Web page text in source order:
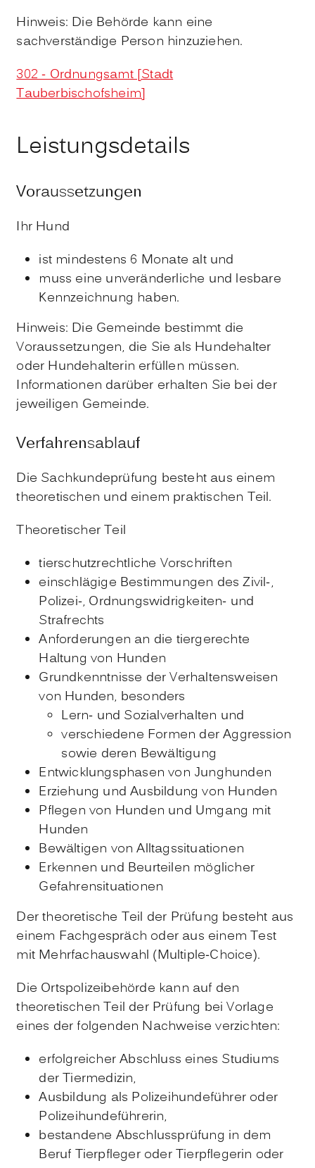
Hinweis: Die Behörde kann eine
sachverständige Person hinzuziehen.
302 - Ordnungsamt [Stadt
Tauberbischofsheim]
Leistungsdetails
Voraussetzungen
Ihr Hund
ist mindestens 6 Monate alt und
muss eine unveränderliche und lesbare
Kennzeichnung haben.
Hinweis: Die Gemeinde bestimmt die
Voraussetzungen, die Sie als Hundehalter
oder Hundehalterin erfüllen müssen.
Informationen darüber erhalten Sie bei der
jeweiligen Gemeinde.
Verfahrensablauf
Die Sachkundeprüfung besteht aus einem
theoretischen und einem praktischen Teil.
Theoretischer Teil
tierschutzrechtliche Vorschriften
einschlägige Bestimmungen des Zivil-,
Polizei-, Ordnungswidrigkeiten- und
Strafrechts
Anforderungen an die tiergerechte
Haltung von Hunden
Grundkenntnisse der Verhaltensweisen
von Hunden, besonders
Lern- und Sozialverhalten und
verschiedene Formen der Aggression
sowie deren Bewältigung
Entwicklungsphasen von Junghunden
Erziehung und Ausbildung von Hunden
Pflegen von Hunden und Umgang mit
Hunden
Bewältigen von Alltagssituationen
Erkennen und Beurteilen möglicher
Gefahrensituationen
Der theoretische Teil der Prüfung besteht aus
einem Fachgespräch oder aus einem Test
mit Mehrfachauswahl (Multiple-Choice).
Die Ortspolizeibehörde kann auf den
theoretischen Teil der Prüfung bei Vorlage
eines der folgenden Nachweise verzichten:
erfolgreicher Abschluss eines Studiums
der Tiermedizin,
Ausbildung als Polizeihundeführer oder
Polizeihundeführerin,
bestandene Abschlussprüfung in dem
Beruf Tierpfleger oder Tierpflegerin oder